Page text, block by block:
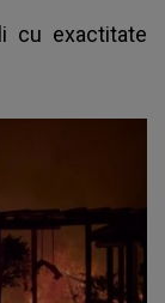
cu exactitate